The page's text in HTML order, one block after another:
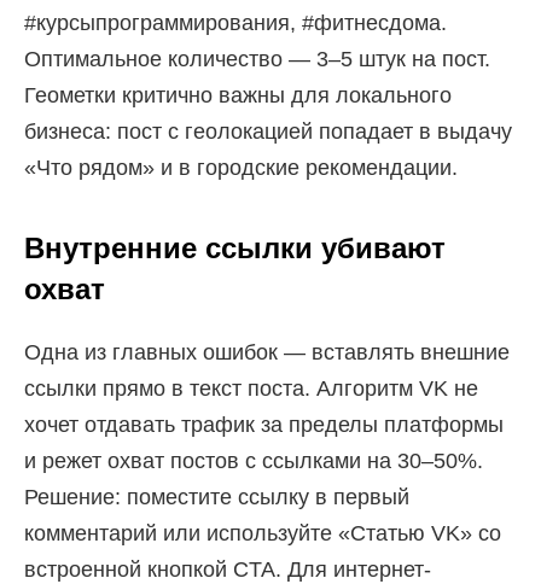
#курсыпрограммирования, #фитнесдома.
Оптимальное количество — 3–5 штук на пост.
Геометки критично важны для локального
бизнеса: пост с геолокацией попадает в выдачу
«Что рядом» и в городские рекомендации.
Внутренние ссылки убивают
охват
Одна из главных ошибок — вставлять внешние
ссылки прямо в текст поста. Алгоритм VK не
хочет отдавать трафик за пределы платформы
и режет охват постов с ссылками на 30–50%.
Решение: поместите ссылку в первый
комментарий или используйте «Статью VK» со
встроенной кнопкой CTA. Для интернет-